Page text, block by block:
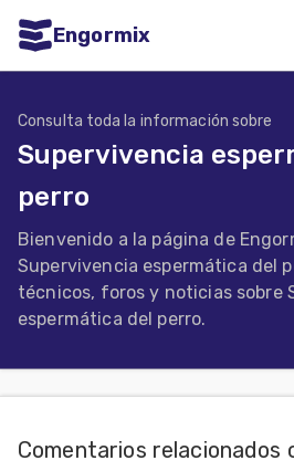
Engormix
Agricultura
Balanceados
Piensos
Avicultura
Ganadería
Micotoxinas
Consulta toda la información sobre
Supervivencia
perro
Bienvenido a la página de
Supervivencia espermática del
técnicos, foros y noticias sobre
espermática del perro.
Comentarios relacionados